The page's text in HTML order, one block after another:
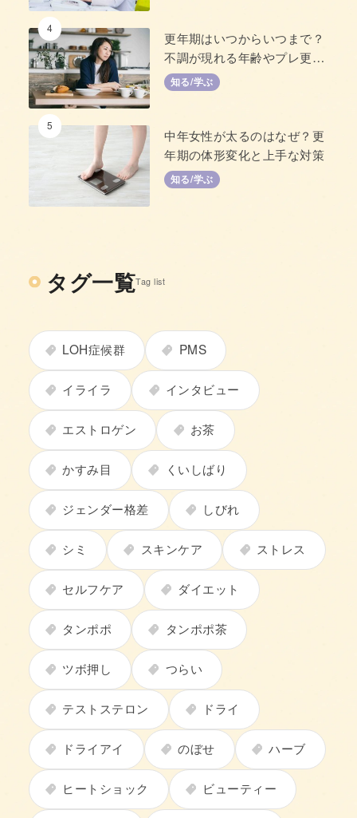
4
更年期はいつからいつまで？
不調が現れる年齢やプレ更年
期について
知る/学ぶ
5
中年女性が太るのはなぜ？更
年期の体形変化と上手な対策
知る/学ぶ
タグ一覧Tag list
LOH症候群 PMS
イライラ インタビュー
エストロゲン お茶
かすみ目 くいしばり
ジェンダー格差 しびれ
シミ スキンケア ストレス
セルフケア ダイエット
タンポポ タンポポ茶
ツボ押し つらい
テストステロン ドライ
ドライアイ のぼせ ハーブ
ヒートショック ビューティー